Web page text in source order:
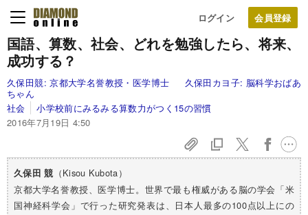
ログイン
国語、算数、社会、 どれを勉強したら、将来、
成功する？
久保田競:京都大学名誉教授・医学博士 久保田カヨ子: 脳科学おばあ
ちゃん
社会
小学校前にみるみる算数力がつく15の習慣
2016年7月19日 4:50
久保田 競 （Kisou Kubota）
京都大学名誉教授、医学博士。世界で最も権威がある脳の学会「米
国神経科学会」で行った研究発表は、日本人最多の100点以上にの